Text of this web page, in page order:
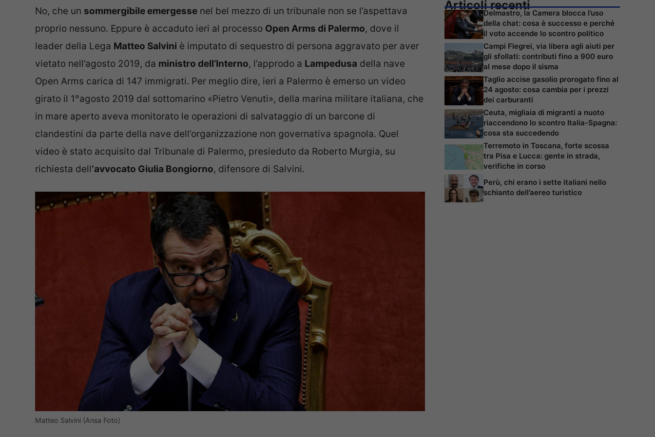
No, che un sommergibile emergesse nel bel mezzo di un tribunale non se l’aspettava
proprio nessuno. Eppure è accaduto ieri al processo Open Arms di Palermo, dove il
leader della Lega Matteo Salvini è imputato di sequestro di persona aggravato per aver
vietato nell’agosto 2019, da ministro dell’Interno, l’approdo a Lampedusa della nave
Open Arms carica di 147 immigrati. Per meglio dire, ieri a Palermo è emerso un video
girato il 1°agosto 2019 dal sottomarino «Pietro Venuti», della marina militare italiana, che
in mare aperto aveva monitorato le operazioni di salvataggio di un barcone di
clandestini da parte della nave dell’organizzazione non governativa spagnola. Quel
video è stato acquisito dal Tribunale di Palermo, presieduto da Roberto Murgia, su
richiesta dell‘avvocato Giulia Bongiorno, difensore di Salvini.
Matteo Salvini (Ansa Foto)
Articoli recenti
Delmastro, la Camera blocca l’uso
della chat: cosa è successo e perché
il voto accende lo scontro politico
Campi Flegrei, via libera agli aiuti per
gli sfollati: contributi fino a 900 euro
al mese dopo il sisma
Taglio accise gasolio prorogato fino al
24 agosto: cosa cambia per i prezzi
dei carburanti
Ceuta, migliaia di migranti a nuoto
riaccendono lo scontro Italia-Spagna:
cosa sta succedendo
Terremoto in Toscana, forte scossa
tra Pisa e Lucca: gente in strada,
verifiche in corso
Perù, chi erano i sette italiani nello
schianto dell’aereo turistico